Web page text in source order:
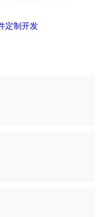
定制开发